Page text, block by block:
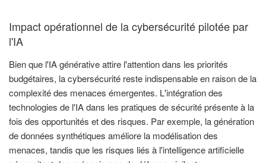
Impact opérationnel de la cybersécurité pilotée par
l'IA
Bien que l'IA générative attire l'attention dans les priorités
budgétaires, la cybersécurité reste indispensable en raison de la
complexité des menaces émergentes. L'intégration des
technologies de l'IA dans les pratiques de sécurité présente à la
fois des opportunités et des risques. Par exemple, la génération
de données synthétiques améliore la modélisation des
menaces, tandis que les risques liés à l'intelligence artificielle